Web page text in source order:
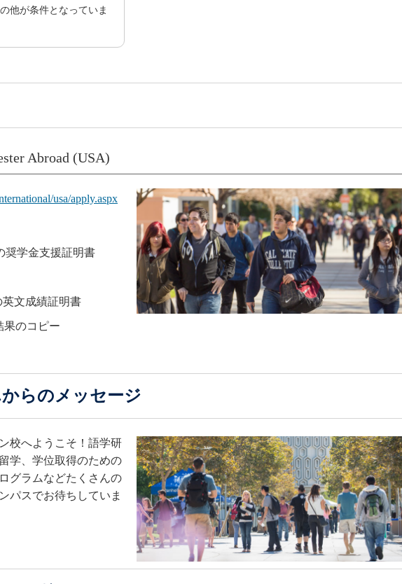
他が条件となっていま
Abroad (USA)
usa/apply.aspx
奨学金支援証明書
文成績証明書
果のコピー
らのメッセージ
校へようこそ！語学研
学、学位取得のための
グラムなどたくさんの
パスでお待ちしていま